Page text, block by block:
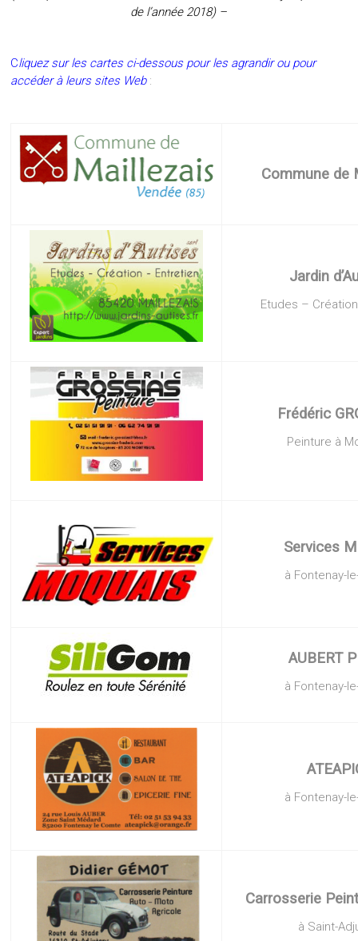
de l’année 2018) –
Cliquez sur les cartes ci-dessous pour les agrandir ou pour
accéder à leurs sites Web :
Commune de
Jardin
Etudes –
Frédéric
Peinture à
Services
à Fontenay-
AUBERT
à Fontenay-
à Fontenay-
Carrosserie
à Saint-